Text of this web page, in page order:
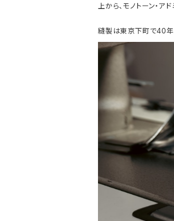
上から、モノトーン・ア
縫製は東京下町で40年